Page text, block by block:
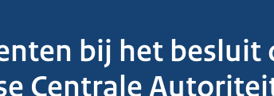
bij het besluit
Centrale